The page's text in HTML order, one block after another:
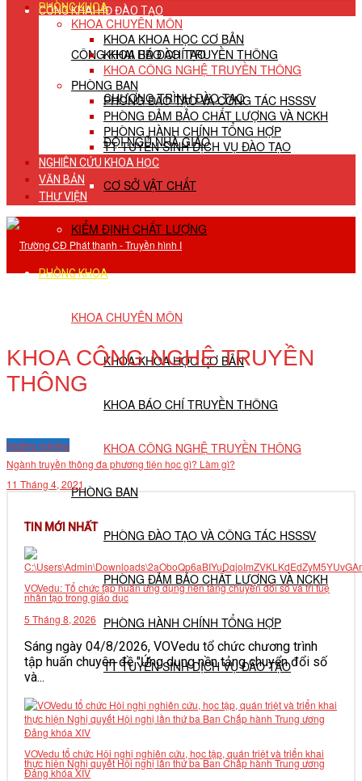
CÔNG KHAI HĐ ĐÀO TẠO
CÔNG KHAI HĐ ĐÀO TẠO
CHƯƠNG TRÌNH ĐÀO TẠO
ĐỘI NGŨ NHÀ GIÁO
CƠ SỞ VẬT CHẤT
KIỂM ĐỊNH CHẤT LƯỢNG
PHÒNG KHOA
KHOA CHUYÊN MÔN
KHOA KHOA HỌC CƠ BẢN
KHOA BÁO CHÍ TRUYỀN THÔNG
KHOA CÔNG NGHỆ TRUYỀN THÔNG
PHÒNG BAN
PHÒNG ĐÀO TẠO VÀ CÔNG TÁC HSSSV
PHÒNG ĐẢM BẢO CHẤT LƯỢNG VÀ NCKH
PHÒNG HÀNH CHÍNH TỔNG HỢP
TT TUYỂN SINH DỊCH VỤ ĐÀO TẠO
NGHIÊN CỨU KHOA HỌC
VĂN BẢN
PHÒNG KHOA
KHOA CHUYÊN MÔN
KHOA KHOA HỌC CƠ BẢN
KHOA BÁO CHÍ TRUYỀN THÔNG
KHOA CÔNG NGHỆ TRUYỀN THÔNG
PHÒNG BAN
PHÒNG ĐÀO TẠO VÀ CÔNG TÁC HSSSV
PHÒNG ĐẢM BẢO CHẤT LƯỢNG VÀ NCKH
PHÒNG HÀNH CHÍNH TỔNG HỢP
TT TUYỂN SINH DỊCH VỤ ĐÀO TẠO
NGHIÊN CỨU KHOA HỌC
VĂN BẢN
THƯ VIỆN
KHOA CÔNG NGHỆ TRUYỀN
THÔNG
Hướng nghiệp
Ngành truyền thông đa phương tiện học gì? Làm gì?
11 Tháng 4, 2021
TIN MỚI NHẤT
VOVedu: Tổ chức tập huấn ứng dụng nền tảng chuyển đổi số và trí tuệ
nhân tạo trong giáo dục
5 Tháng 8, 2026
Sáng ngày 04/8/2026, VOVedu tổ chức chương trình
tập huấn chuyên đề "Ứng dụng nền tảng chuyển đổi số
và...
VOVedu tổ chức Hội nghị nghiên cứu, học tập, quán triệt và triển khai
thực hiện Nghị quyết Hội nghị lần thứ ba Ban Chấp hành Trung ương
Đảng khóa XIV